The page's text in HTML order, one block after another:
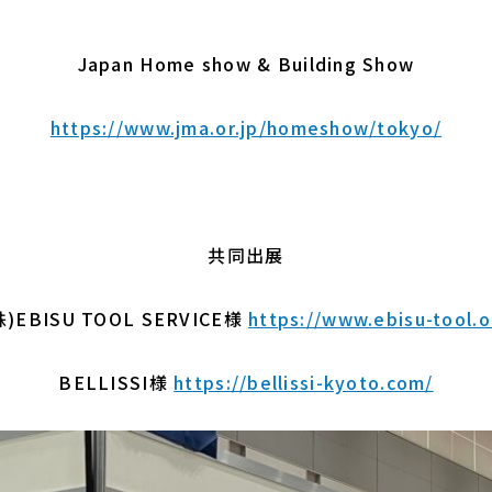
Japan Home show & Building Show
https://www.jma.or.jp/homeshow/tokyo/
共同出展
)EBISU TOOL SERVICE様 https://www.ebisu-
BELLISSI様 https://bellissi-kyoto.com/